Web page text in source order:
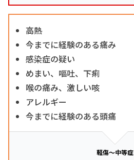
高熱
今までに経験のある痛み
感染症の疑い
めまい、嘔吐、下痢
喉の痛み、激しい咳
アレルギー
今までに経験のある頭痛
軽傷～中等症